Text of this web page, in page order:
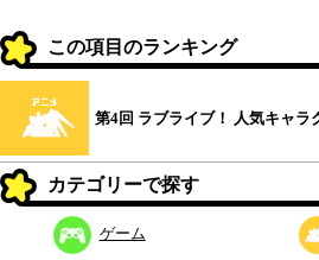
この項目のランキング
第4回 ラブライブ！ 人気キャラ
カテゴリーで探す
ゲーム